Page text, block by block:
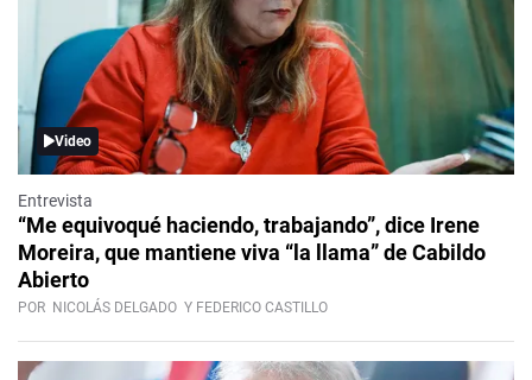
Video
Entrevista
“Me equivoqué haciendo, trabajando”, dice Irene
Moreira, que mantiene viva “la llama” de Cabildo
Abierto
POR NICOLÁS DELGADO Y FEDERICO CASTILLO